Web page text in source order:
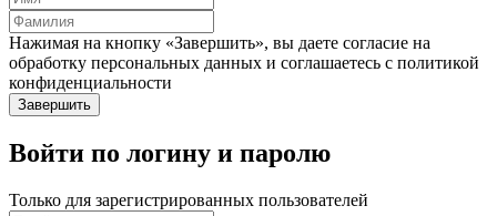
Нажимая на кнопку «Завершить», вы даете согласие на
обработку персональных данных и соглашаетесь c политикой
конфиденциальности
Войти по логину и паролю
Только для зарегистрированных пользователей